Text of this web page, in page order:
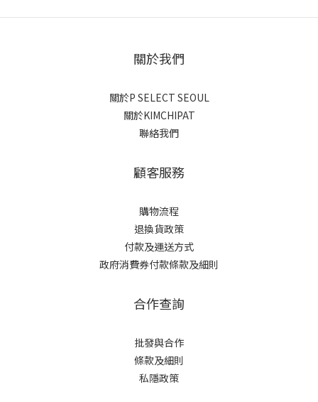
關於我們
關於P SELECT SEOUL
關於KIMCHIPAT
聯絡我們
顧客服務
購物流程
退換貨政策
付款及運送方式
政府消費券付款條款及細則
合作查詢
批發與合作
條款及細則
私隱政策